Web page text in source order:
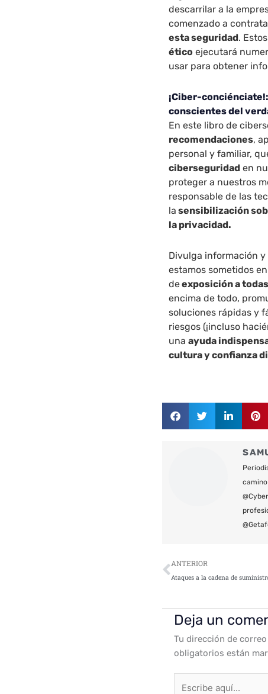
descarrilar a la
comenzado a
esta seguridad.
ético ejecutará
usar para obtener
¡Ciber-
conscientes del
En este libro de
recomendaciones,
personal y familiar,
ciberseguridad en
proteger a nuestros
responsable de las
la sensibilización
la privacidad.
Divulga información
estamos sometidos
deexposición a
encima de todo,
soluciones rápidas y
riesgos (¡incluso
unaayuda
cultura y confianza
Ant
ANTERIOR
Deja un
Tu dirección de
obligatorios están